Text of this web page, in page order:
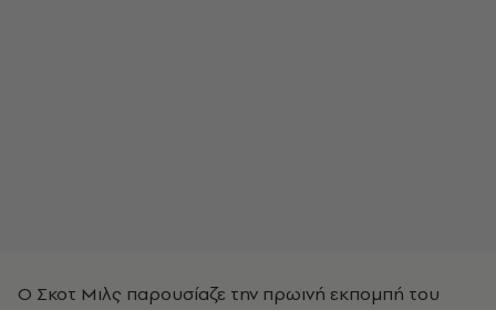
Ο Σκοτ Μιλς παρουσίαζε την πρωινή εκπομπή του